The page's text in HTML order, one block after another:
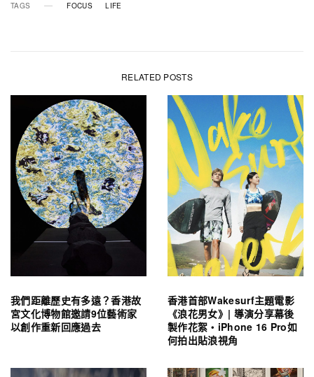
TAGS FOCUS LIFE
RELATED POSTS
我們距離歷史有多遠？香港故
宮文化博物館邀請9位藝術家
以創作重新回應過去
香港首部Wakesurf主題電影
《浪花男女》| 導演分享幕後
製作花絮・iPhone 16 Pro如
何拍出貼浪視角